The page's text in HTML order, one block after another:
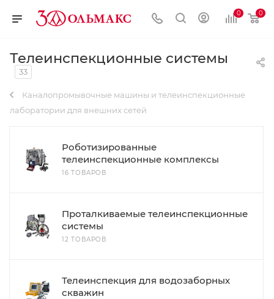
0 0
Телеинспекционные системы
33
Каналопромывочные машины и телеинспекционные
лаборатории для внешних сетей
Роботизированные
телеинспекционные комплексы
16 ТОВАРОВ
Проталкиваемые телеинспекционные
системы
12 ТОВАРОВ
Телеинспекция для водозаборных
скважин